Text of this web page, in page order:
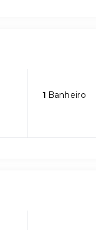
1Banheiro